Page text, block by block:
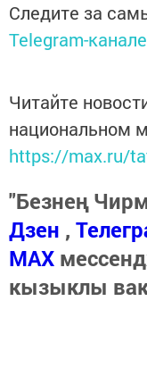
Следите за
Telegram-канале
Читайте
национальном
https://max.ru/
"Безнең
Дзен ,
МАХ
кызыклы